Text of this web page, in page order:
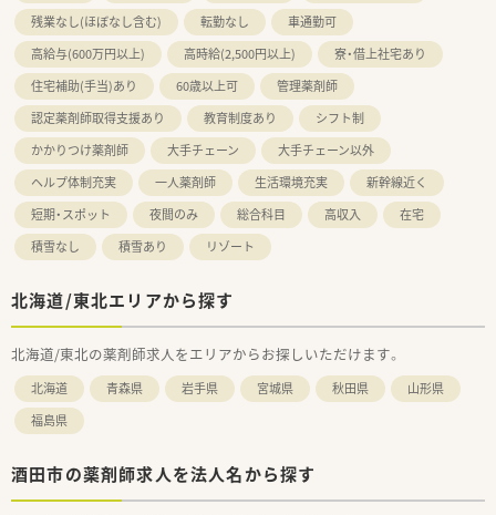
残業なし(ほぼなし含む)
転勤なし
車通勤可
高給与(600万円以上)
高時給(2,500円以上)
寮・借上社宅あり
住宅補助(手当)あり
60歳以上可
管理薬剤師
認定薬剤師取得支援あり
教育制度あり
シフト制
かかりつけ薬剤師
大手チェーン
大手チェーン以外
ヘルプ体制充実
一人薬剤師 生活環境充実
新幹線近く
短期・スポット
夜間のみ 総合科目 高収入
在宅
積雪なし
積雪あり リゾート
北海道/東北エリアから探す
北海道/東北の薬剤師求人をエリアからお探しいただけます。
北海道 青森県 岩手県 宮城県 秋田県
山形県
福島県
酒田市の薬剤師求人を法人名から探す